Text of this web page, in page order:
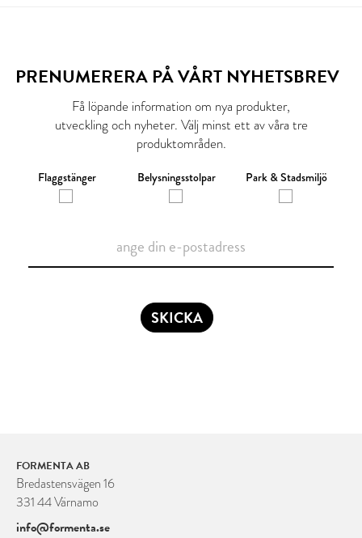
PRENUMERERA PÅ VÅRT NYHETSBREV
Få löpande information om nya produkter,
utveckling och nyheter. Välj minst ett av våra tre
produktområden.
Flaggstänger Belysningsstolpar Park & Stadsmiljö
SKICKA
FORMENTA AB
Bredastensvägen 16
331 44 Värnamo
info@formenta.se